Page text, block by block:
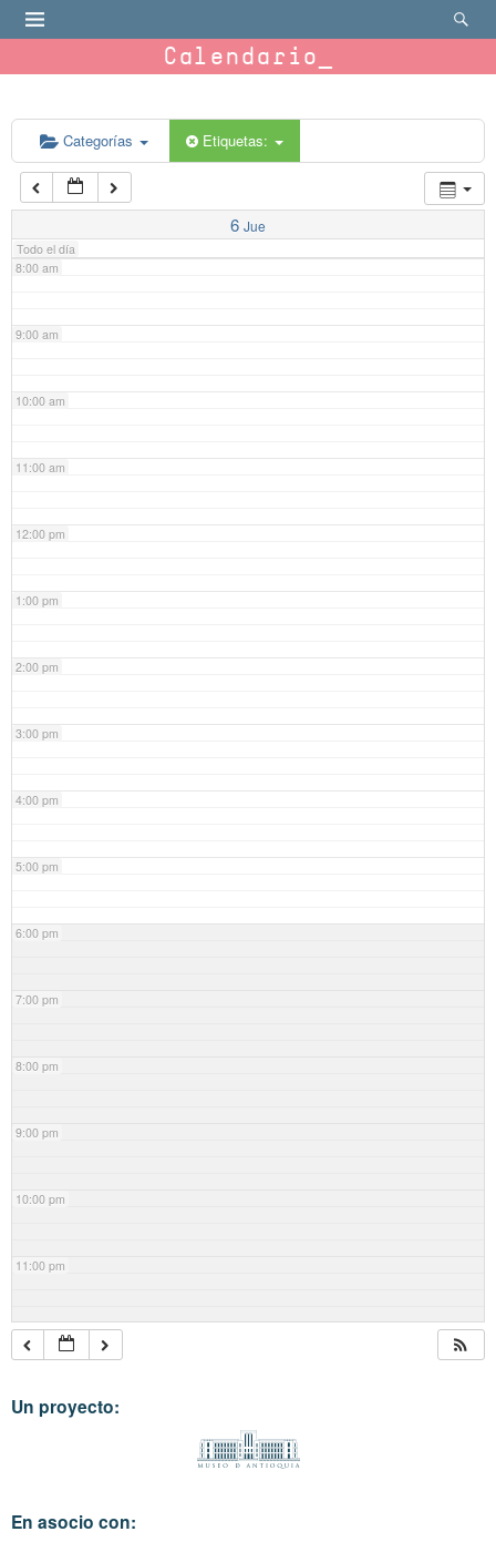
Calendario
Categorías Etiquetas:
6 Jue
Todo el día
6:00 am
7:00 am
8:00 am
9:00 am
10:00 am
11:00 am
12:00 pm
1:00 pm
2:00 pm
3:00 pm
4:00 pm
5:00 pm
6:00 pm
7:00 pm
8:00 pm
9:00 pm
10:00 pm
11:00 pm
Un proyecto:
En asocio con: